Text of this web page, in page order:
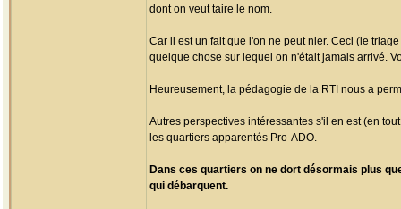
dont on veut taire le nom.
Car il est un fait que l'on ne peut nier. Ceci (le
quelque chose sur lequel on n'était jamais arrivé.
Heureusement, la pédagogie de la RTI nous a
Autres perspectives intéressantes s'il en est (en
les quartiers apparentés Pro-ADO.
Dans ces quartiers on ne dort désormais plus
qui débarquent.